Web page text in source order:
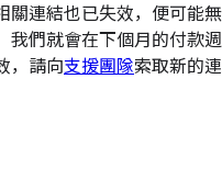
關連結也已失效，便可能無
我們就會在下個月的付款週
，請向支援團隊索取新的連